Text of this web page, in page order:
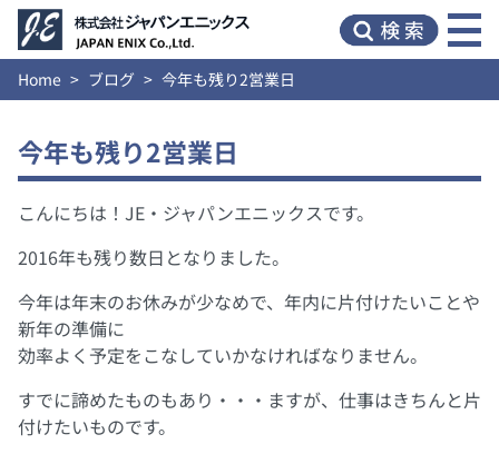
Home ブログ 今年も残り2営業日
今年も残り2営業日
こんにちは！JE・ジャパンエニックスです。
2016年も残り数日となりました。
今年は年末のお休みが少なめで、年内に片付けたいことや
新年の準備に
効率よく予定をこなしていかなければなりません。
すでに諦めたものもあり・・・ますが、仕事はきちんと片
付けたいものです。